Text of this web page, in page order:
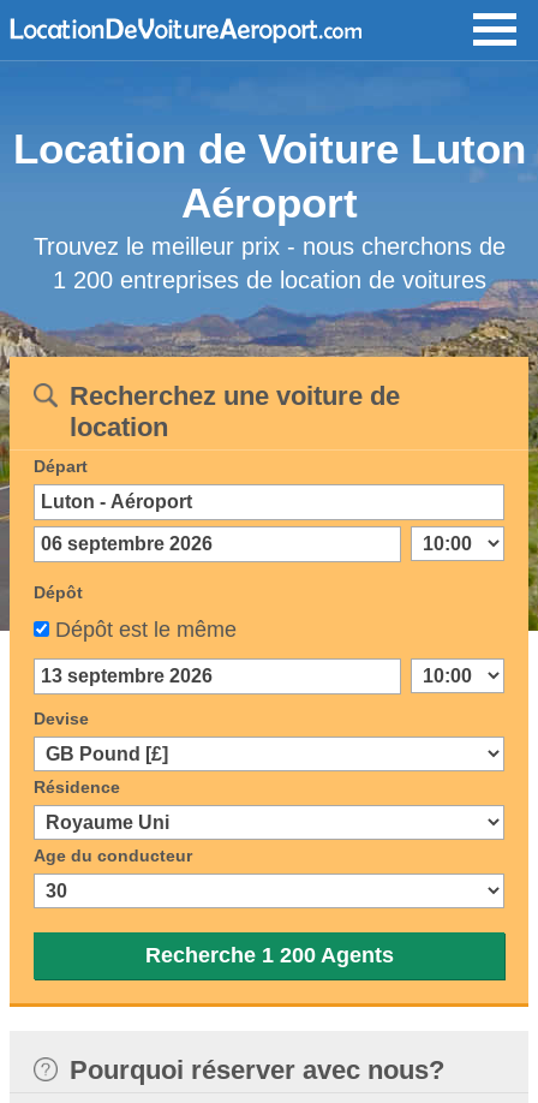
Location de Voiture Luton
Aéroport
Trouvez le meilleur prix - nous cherchons de
1 200 entreprises de location de voitures
Recherchez une voiture de
location
Départ
Dépôt
Dépôt est le même
Devise
Résidence
Age du conducteur
Recherche 1 200 Agents
Pourquoi réserver avec nous?